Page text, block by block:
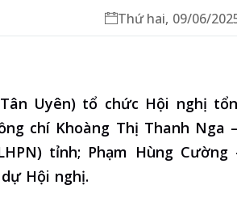
Thứ hai, 09/06/
Uyên) tổ chức Hội nghị
chí Khoàng Thị Thanh Nga
tỉnh; Phạm Hùng Cường
Hội nghị.